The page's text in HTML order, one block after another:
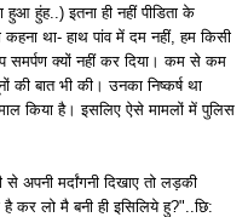
हुआ हुंह..)इतना ही नहीं पीडिता के
कहना था-हाथ पांव में दम नहीं,हम किसी
समर्पण क्यों नहीं कर दिया। कम से कम
की बात भी की। उनका निष्कर्ष था
किया है। इसलिए ऐसे मामलों में पुलिस
मर्दांगनी दिखाए तो लड़की
कर लो मै बनी ही इसिलिये हु?"..छि: